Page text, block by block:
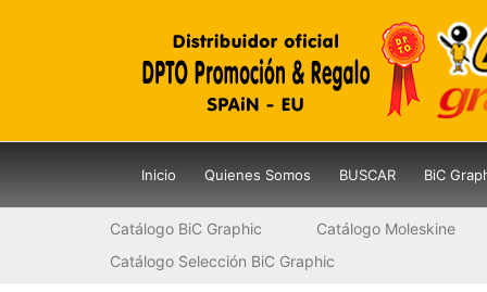
Inicio Quienes Somos BUSCAR BiC
Catálogo BiC Graphic Catálogo Moleskine
Catálogo Selección BiC Graphic